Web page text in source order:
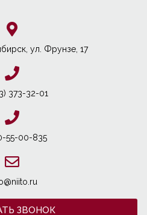
ул. Фрунзе, 17
373-32-01
55-00-835
ЗВОНОК